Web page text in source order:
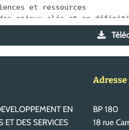
EN
ET DES SERVICES
BP 180
18 rue